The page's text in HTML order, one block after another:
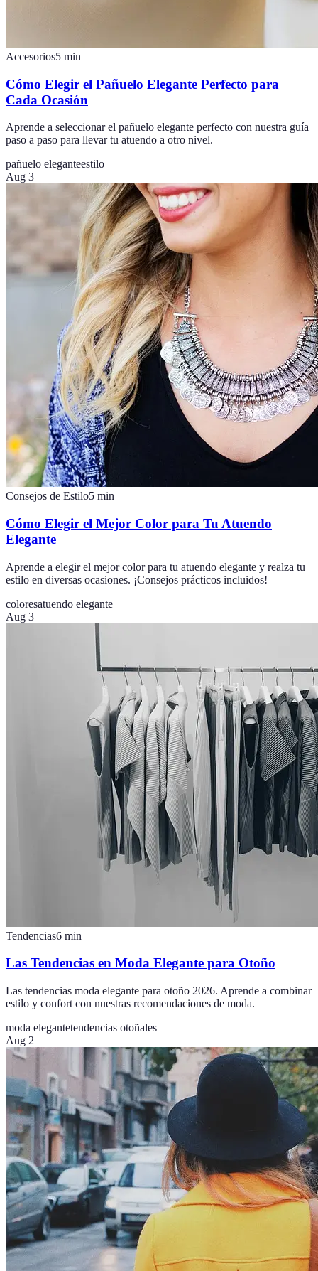
Accesorios5 min
Cómo Elegir el Pañuelo Elegante Perfecto para
Cada Ocasión
Aprende a seleccionar el pañuelo elegante perfecto con nuestra guía
paso a paso para llevar tu atuendo a otro nivel.
pañuelo eleganteestilo
Aug 3
Consejos de Estilo5 min
Cómo Elegir el Mejor Color para Tu Atuendo
Elegante
Aprende a elegir el mejor color para tu atuendo elegante y realza tu
estilo en diversas ocasiones. ¡Consejos prácticos incluidos!
coloresatuendo elegante
Aug 3
Tendencias6 min
Las Tendencias en Moda Elegante para Otoño
Las tendencias moda elegante para otoño 2026. Aprende a combinar
estilo y confort con nuestras recomendaciones de moda.
moda elegantetendencias otoñales
Aug 2